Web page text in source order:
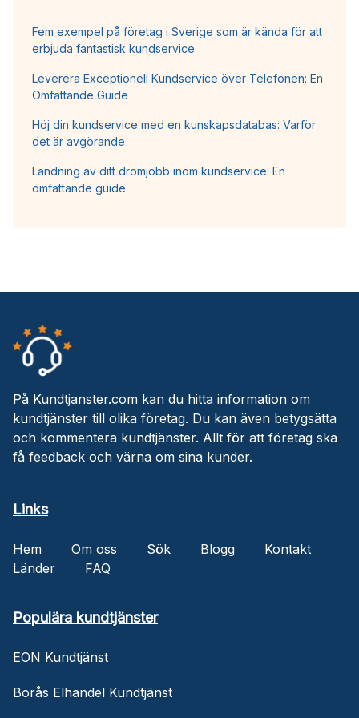
Fem exempel på företag i Sverige som är kända för att
erbjuda fantastisk kundservice
Leverera Exceptionell Kundservice över Telefonen: En
Omfattande Guide
Höj din kundservice med en kunskapsdatabas: Varför
det är avgörande
Landning av ditt drömjobb inom kundservice: En
omfattande guide
På Kundtjanster.com kan du hitta information om
kundtjänster till olika företag. Du kan även betygsätta
och kommentera kundtjänster. Allt för att företag ska
få feedback och värna om sina kunder.
Links
Hem Om oss Sök Blogg
Kontakt
Länder
FAQ
Populära kundtjänster
EON Kundtjänst
Borås Elhandel Kundtjänst